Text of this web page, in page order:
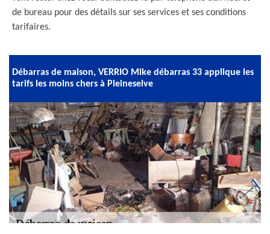
de bureau pour des détails sur ses services et ses conditions
tarifaires.
Débarras de maison, VERRIO Mike débarras 33 applique les
tarifs les moins chers à Pleineselve